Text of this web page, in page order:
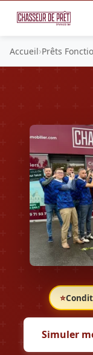
Accueil›Prêts
⭐
Simuler